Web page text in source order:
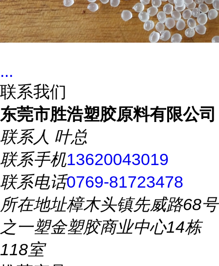
...
联系我们
东莞市胜浩塑胶原料有限公司
联系人 叶总
联系手机13620043019
联系电话0769-81723478
所在地址樟木头镇先威路68号
之一塑金塑胶商业中心14栋
118室